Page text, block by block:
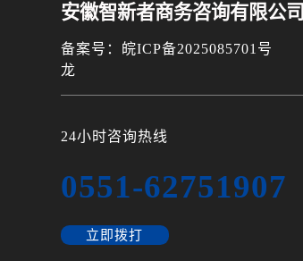
安徽智新者商务咨询有限公司
备案号：皖ICP备2025085701号
龙
24小时咨询热线
0551-62751907
立即拨打